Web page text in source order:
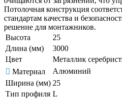
Потолочная конструкция
стандартам качества и
решение для монтажников.
Высота
25
Длина (мм)
3000
Цвет
Металлик
Материал
Алюминий
Ширина (мм) 25
Тип профиля L